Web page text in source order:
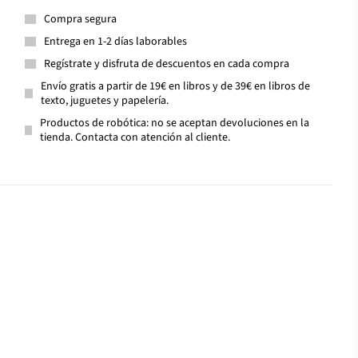
Compra segura
Entrega en 1-2 días laborables
Regístrate y disfruta de descuentos en cada compra
Envío gratis a partir de 19€ en libros y de 39€ en libros de
texto, juguetes y papelería.
Productos de robótica: no se aceptan devoluciones en la
tienda. Contacta con atención al cliente.